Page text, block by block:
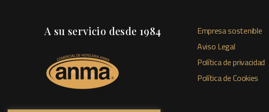
A su servicio desde 1984
Empresa sostenible
Aviso Legal
Política de privacidad
Política de Cookies